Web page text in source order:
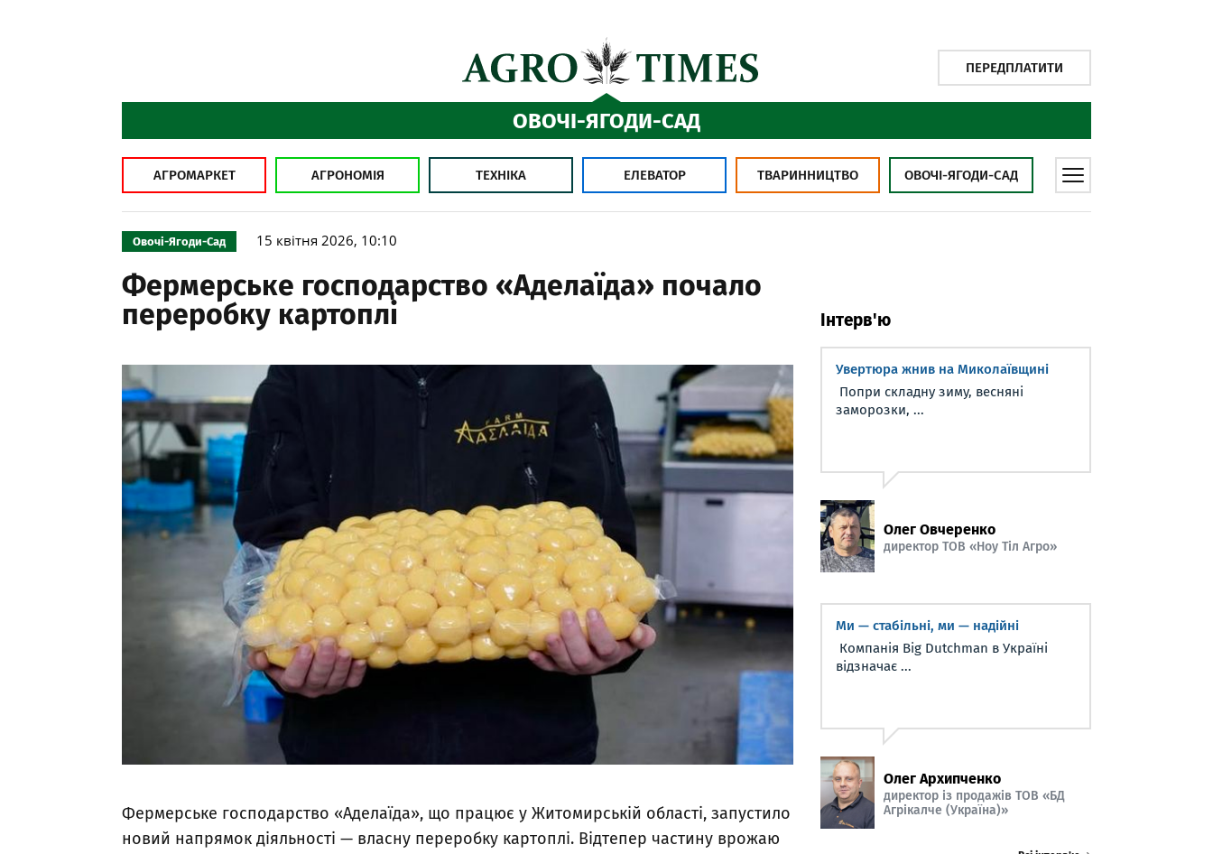
ПЕРЕДПЛАТИТИ
ОВОЧІ-ЯГОДИ-САД
АГРОМАРКЕТ АГРОНОМІЯ ТЕХНІКА ЕЛЕВАТОР ТВАРИННИЦТВО ОВОЧІ-ЯГОДИ-САД
Овочі-Ягоди-Сад 15 квітня 2026, 10:10
Фермерське господарство «Аделаїда» почало
переробку картоплі
Фермерське господарство «Аделаїда», що працює у Житомирській області, запустило
новий напрямок діяльності — власну переробку картоплі. Відтепер частину врожаю
Інтерв'ю
Увертюра жнив на Миколаївщині
Попри складну зиму, весняні
заморозки, ...
Олег Овчеренко
директор ТОВ «Ноу Тіл Агро»
Ми — стабільні, ми — надійні
Компанія Big Dutchman в Україні
відзначає ...
Олег Архипченко
директор із продажів ТОВ «БД
Агрікалче (Україна)»